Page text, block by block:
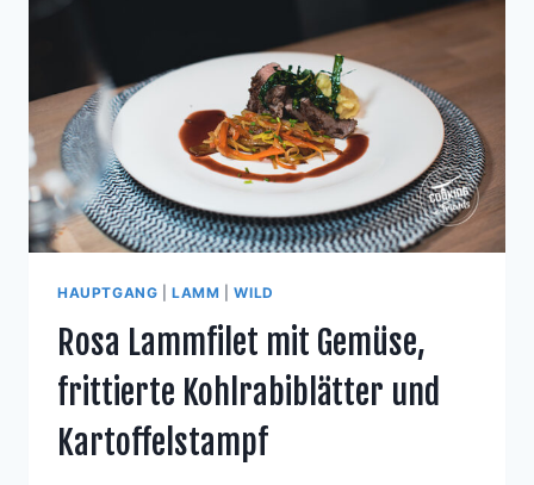
HAUPTGANG |LAMM |WILD
Rosa Lammfilet mit Gemüse,
frittierte Kohlrabiblätter und
Kartoffelstampf